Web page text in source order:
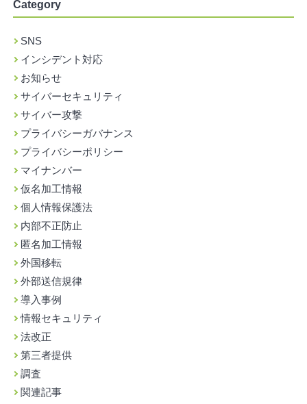
Category
SNS
インシデント対応
お知らせ
サイバーセキュリティ
サイバー攻撃
プライバシーガバナンス
プライバシーポリシー
マイナンバー
仮名加工情報
個人情報保護法
内部不正防止
匿名加工情報
外国移転
外部送信規律
導入事例
情報セキュリティ
法改正
第三者提供
調査
関連記事